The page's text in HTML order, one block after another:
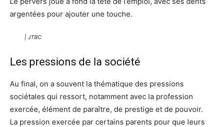
argentées pour ajouter une touche.
| JTBC
Les pressions de la société
Au final, on a souvent la thématique des pressions
sociétales qui ressort, notamment avec la profession
exercée, élément de paraître, de prestige et de pouvoir.
La pression exercée par certains parents pour que leurs